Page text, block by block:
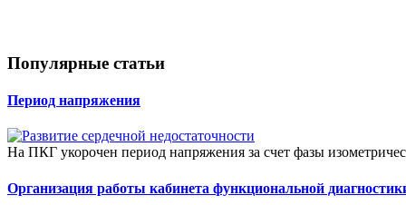
Популярные статьи
Период напряжения
На ПКГ укорочен период напряжения за счет фазы
Организация работы кабинета функциональной